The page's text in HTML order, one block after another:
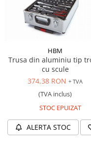
Adaptoare,
si articulatii cardanice
Antrenor articulat si
Cleste si set clesti
Perie de sarma
Prese si extractoare
Reparat filete
Scule camioane
Scule diverse mecanica
HBM
Trusa din aluminiu tip
cu scule
374,38 RON + TVA
(TVA inclus)
STOC EPUIZAT
ALERTA STOC